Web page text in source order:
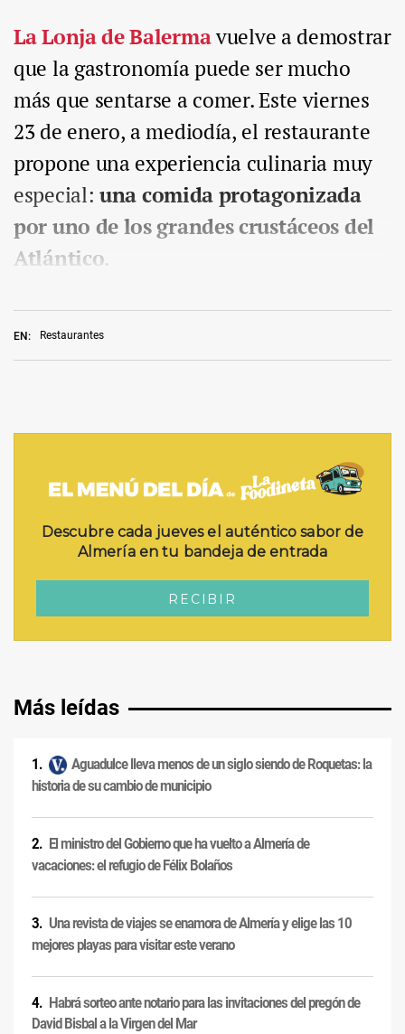
EN: Restaurantes
La Lonja de Balermavuelve a demostrar
que la gastronomía puede ser mucho
más que sentarse a comer. Este viernes
23 de enero, a mediodía, el restaurante
propone una experiencia culinaria muy
especial: una comida protagonizada
por uno de los grandes crustáceos del
Atlántico.
Más leídas
Aguadulce lleva menos de un siglo siendo de Roquetas: la
historia de su cambio de municipio
El ministro del Gobierno que ha vuelto a Almería de
vacaciones: el refugio de Félix Bolaños
Una revista de viajes se enamora de Almería y elige las 10
mejores playas para visitar este verano
Habrá sorteo ante notario para las invitaciones del pregón de
David Bisbal a la Virgen del Mar